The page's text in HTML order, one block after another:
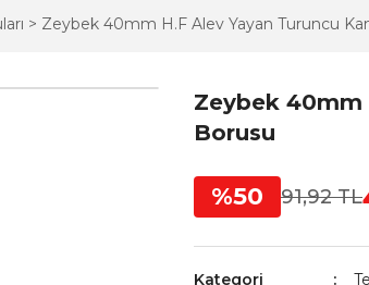
Zeybek 40mm H.F Alev Yayan Turuncu
Zeybek 40mm
Borusu
%50 91,92 TL
Kategori